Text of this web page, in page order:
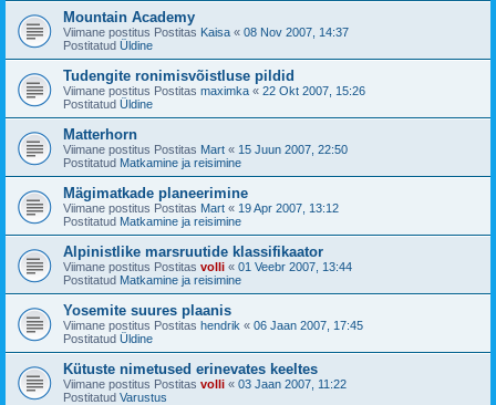
Mountain Academy
Viimane postitus Postitas Kaisa « 08 Nov 2007, 14:37
Postitatud Üldine
Tudengite ronimisvõistluse pildid
Viimane postitus Postitas maximka « 22 Okt 2007, 15:26
Postitatud Üldine
Matterhorn
Viimane postitus Postitas Mart « 15 Juun 2007, 22:50
Postitatud Matkamine ja reisimine
Mägimatkade planeerimine
Viimane postitus Postitas Mart « 19 Apr 2007, 13:12
Postitatud Matkamine ja reisimine
Alpinistlike marsruutide klassifikaator
Viimane postitus Postitas volli « 01 Veebr 2007, 13:44
Postitatud Matkamine ja reisimine
Yosemite suures plaanis
Viimane postitus Postitas hendrik « 06 Jaan 2007, 17:45
Postitatud Üldine
Kütuste nimetused erinevates keeltes
Viimane postitus Postitas volli « 03 Jaan 2007, 11:22
Postitatud Varustus